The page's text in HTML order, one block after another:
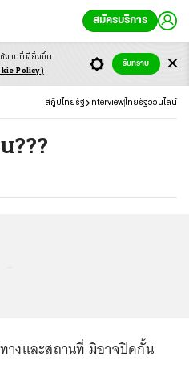
สมัครบริการ
สกู๊ปไทยรัฐ Interviewไทยรัฐออนไลน์
???
างและสถานที่ มิอาจปิดกั้น
งานที่ดียิ่งขึ้น
Policy)
รับทราบ